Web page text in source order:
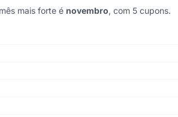
mais forte é novembro, com 5 cupons.